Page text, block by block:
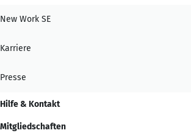
New Work SE
Karriere
Presse
Hilfe & Kontakt
Mitgliedschaften